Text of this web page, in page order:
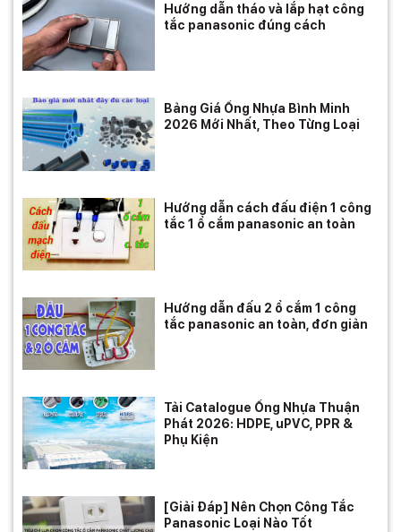
Hướng dẫn tháo và lắp hạt công
tắc panasonic đúng cách
Bảng Giá Ống Nhựa Bình Minh
2026 Mới Nhất, Theo Từng Loại
Hướng dẫn cách đấu điện 1 công
tắc 1 ổ cắm panasonic an toàn
Hướng dẫn đấu 2 ổ cắm 1 công
tắc panasonic an toàn, đơn giản
Tải Catalogue Ống Nhựa Thuận
Phát 2026: HDPE, uPVC, PPR &
Phụ Kiện
[Giải Đáp] Nên Chọn Công Tắc
Panasonic Loại Nào Tốt